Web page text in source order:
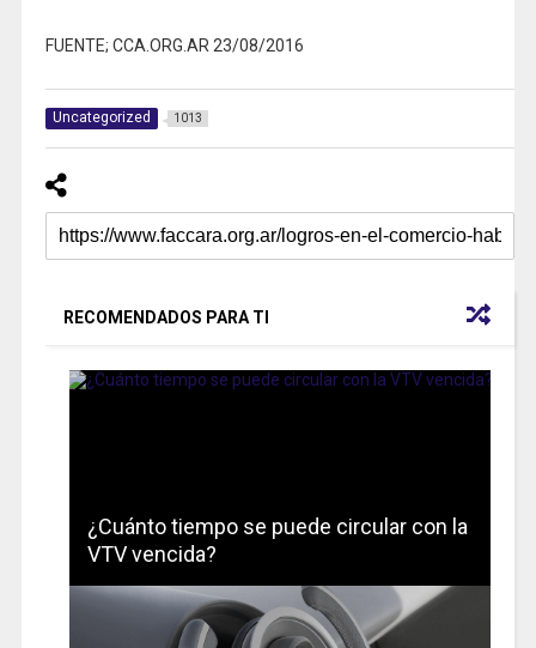
FUENTE; CCA.ORG.AR 23/08/2016
Uncategorized 1013
RECOMENDADOS PARA TI
¿Cuánto tiempo se puede circular con la
VTV vencida?